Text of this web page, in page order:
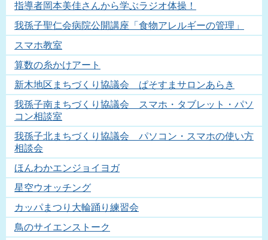
指導者岡本美佳さんから学ぶラジオ体操！
我孫子聖仁会病院公開講座「食物アレルギーの管理」
スマホ教室
算数の糸かけアート
新木地区まちづくり協議会 ぱそすまサロンあらき
我孫子南まちづくり協議会 スマホ・タブレット・パソ
コン相談室
我孫子北まちづくり協議会 パソコン・スマホの使い方
相談会
ほんわかエンジョイヨガ
星空ウオッチング
カッパまつり大輪踊り練習会
鳥のサイエンストーク